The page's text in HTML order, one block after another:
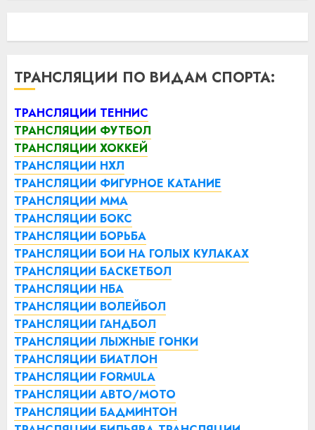
ТРАНСЛЯЦИИ ПО ВИДАМ СПОРТА:
ТРАНСЛЯЦИИ ТЕННИС
ТРАНСЛЯЦИИ ФУТБОЛ
ТРАНСЛЯЦИИ ХОККЕЙ
ТРАНСЛЯЦИИ НХЛ
ТРАНСЛЯЦИИ ФИГУРНОЕ КАТАНИЕ
ТРАНСЛЯЦИИ ММА
ТРАНСЛЯЦИИ БОКС
ТРАНСЛЯЦИИ БОРЬБА
ТРАНСЛЯЦИИ БОИ НА ГОЛЫХ КУЛАКАХ
ТРАНСЛЯЦИИ БАСКЕТБОЛ
ТРАНСЛЯЦИИ НБА
ТРАНСЛЯЦИИ ВОЛЕЙБОЛ
ТРАНСЛЯЦИИ ГАНДБОЛ
ТРАНСЛЯЦИИ ЛЫЖНЫЕ ГОНКИ
ТРАНСЛЯЦИИ БИАТЛОН
ТРАНСЛЯЦИИ FORMULA
ТРАНСЛЯЦИИ АВТО/МОТО
ТРАНСЛЯЦИИ БАДМИНТОН